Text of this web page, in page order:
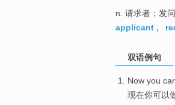
n. 请求者；发
applicant ,
双语例句
Now you
现在你可以